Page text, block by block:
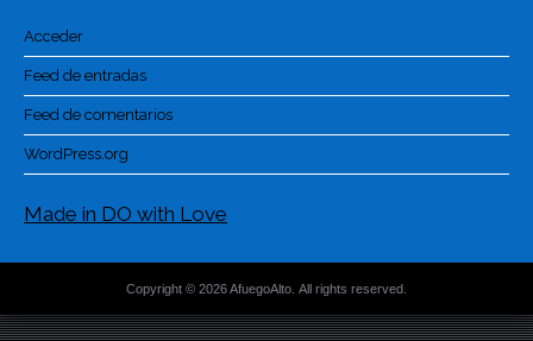
Acceder
Feed de entradas
Feed de comentarios
WordPress.org
Made in DO with Love
Copyright © 2026 AfuegoAlto. All rights reserved.